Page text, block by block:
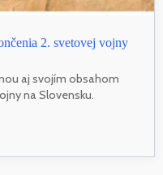
2. svetovej vojny
aj svojím obsahom
na Slovensku.